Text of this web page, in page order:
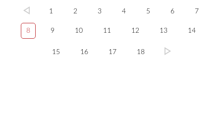
1 2 3 4 5 6 7
8 9 10 11 12 13 14
15 16 17 18